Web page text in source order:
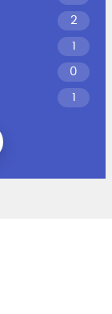
2
1
0
1